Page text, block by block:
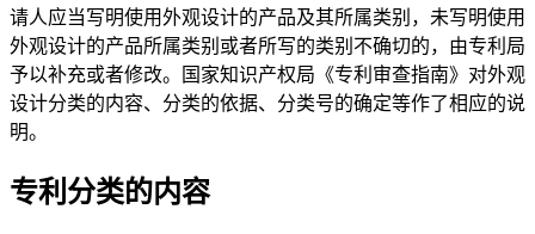
请人应当写明使用外观设计的产品及其所属类别，未写明使用
外观设计的产品所属类别或者所写的类别不确切的，由专利局
予以补充或者修改。国家知识产权局《专利审查指南》对外观
设计分类的内容、分类的依据、分类号的确定等作了相应的说
明。
专利分类的内容